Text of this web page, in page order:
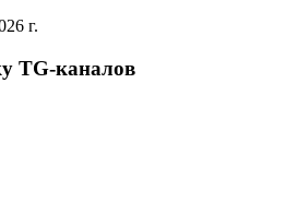
г.
TG‑каналов